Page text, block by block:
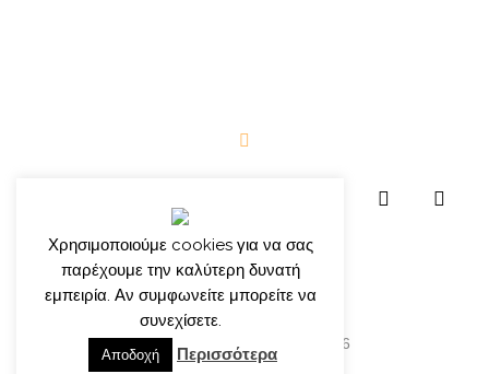
© γιώργος ιατρίδης 2013-2026
Χρησιμοποιούμε cookies για να σας
παρέχουμε την καλύτερη δυνατή
εμπειρία. Αν συμφωνείτε μπορείτε να
συνεχίσετε.
Αποδοχή Περισσότερα